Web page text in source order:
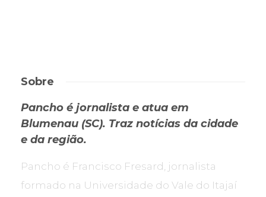
Sobre
Pancho é jornalista e atua em
Blumenau (SC). Traz notícias da cidade
e da região.
Pancho é Francisco Fresard, jornalista
formado na Universidade do Vale do Itajaí